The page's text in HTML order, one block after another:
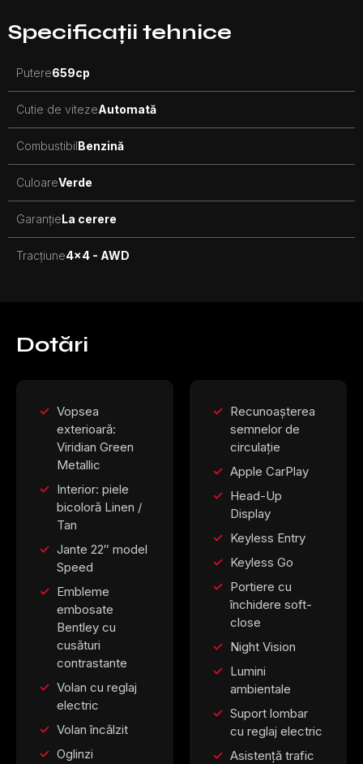
Specificații tehnice
Putere659cp
Cutie de vitezeAutomată
CombustibilBenzină
CuloareVerde
GaranțieLa cerere
Tracțiune4x4 - AWD
Dotări
Vopsea
exterioară:
Viridian Green
Metallic
Interior: piele
bicoloră Linen /
Tan
Jante 22″ model
Speed
Embleme
embosate
Bentley cu
cusături
contrastante
Volan cu reglaj
electric
Volan încălzit
Oglinzi
Recunoașterea
semnelor de
circulație
Apple CarPlay
Head-Up
Display
Keyless Entry
Keyless Go
Portiere cu
închidere soft-
close
Night Vision
Lumini
ambientale
Suport lombar
cu reglaj electric
Asistență trafic